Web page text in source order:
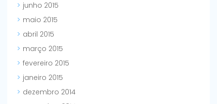
junho 2015
maio 2015
abril 2015
março 2015
fevereiro 2015
janeiro 2015
dezembro 2014